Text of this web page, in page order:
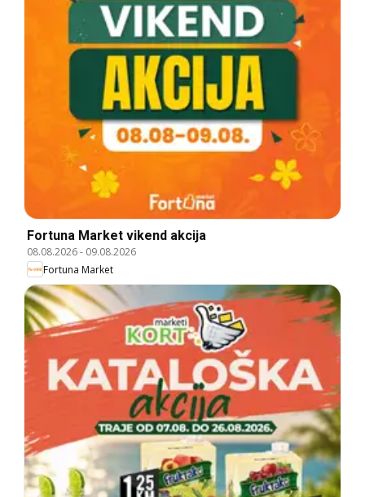
Fortuna Market vikend akcija
08.08.2026- 09.08.2026
Fortuna Market